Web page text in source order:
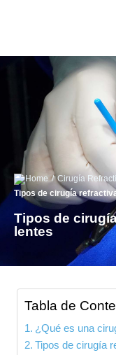
/ Cirugía
Tipos de cirugía
Tipos de
lentes
Tabla de
¿Qué es una
Tipos de cirugía